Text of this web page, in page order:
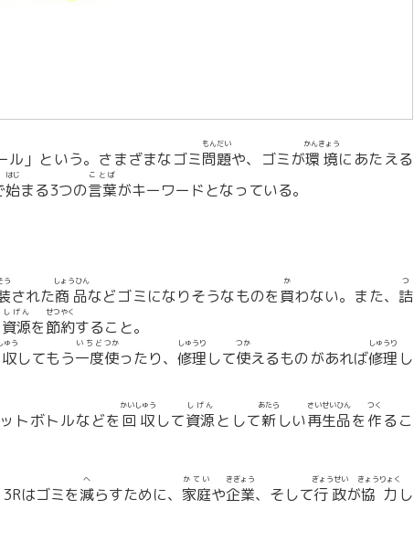
ル」という。さまざまなゴミ問題
もんだい
や、ゴミが環境
かんきょう
にあたえる
始
はじ
まる3つの言葉
ことば
がキーワードとなっている。
う
された商品
しょうひん
などゴミになりそうなものを買
か
わない。また、 詰
つ
資源
しげん
を節約
せつやく
すること。
ゅう
してもう一度
いちど
使
つか
ったり、 修理
しゅうり
して使
つか
えるものがあれば修理
しゅうり
し
トボトルなどを 回収
かいしゅう
して資源
しげん
として新
あたら
しい再生
さいせい
品
ひん
を 作
つく
るこ
はゴミを減
へ
らすために、 家庭
かてい
や企業
きぎょう
、そして行政
ぎょうせい
が協力
きょうりょく
し